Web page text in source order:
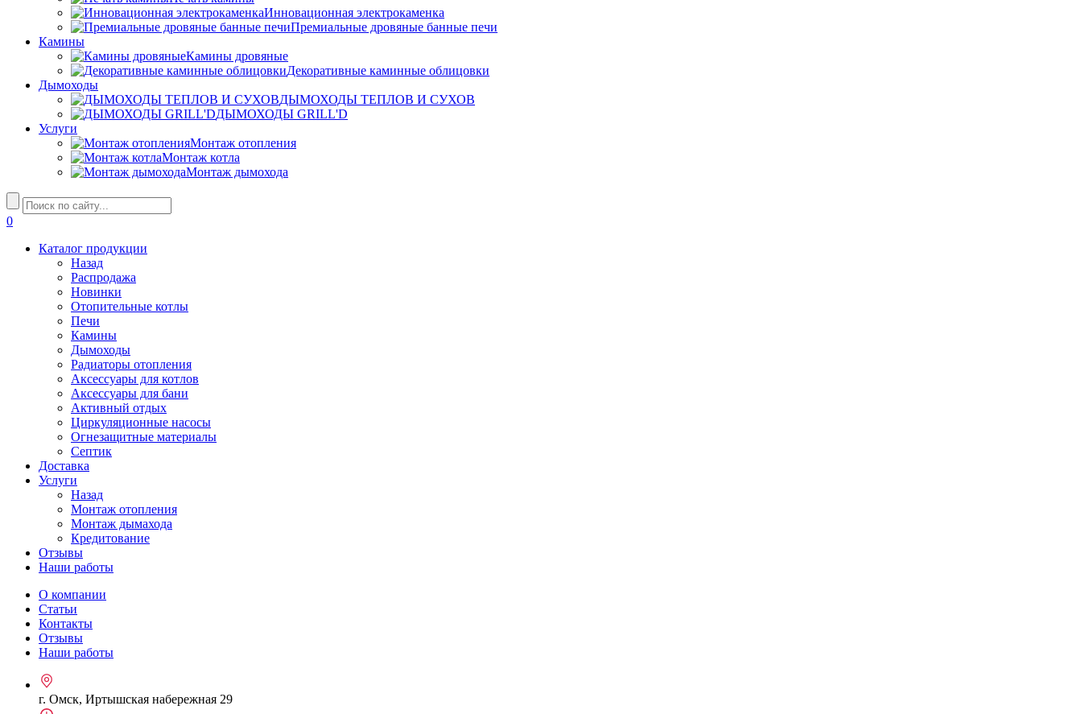
Инновационная электрокаменка
Премиальные дровяные банные печи
Камины
Камины дровяные
Декоративные каминные облицовки
Дымоходы
ДЫМОХОДЫ ТЕПЛОВ И СУХОВ
ДЫМОХОДЫ GRILL'D
Услуги
Монтаж отопления
Монтаж котла
Монтаж дымохода
0
Каталог продукции
Назад
Распродажа
Новинки
Отопительные котлы
Печи
Камины
Дымоходы
Радиаторы отопления
Аксессуары для котлов
Аксессуары для бани
Активный отдых
Циркуляционные насосы
Огнезащитные материалы
Септик
Доставка
Услуги
Назад
Монтаж отопления
Монтаж дымахода
Кредитование
Отзывы
Наши работы
О компании
Статьи
Контакты
Отзывы
Наши работы
г. Омск, Иртышская набережная 29